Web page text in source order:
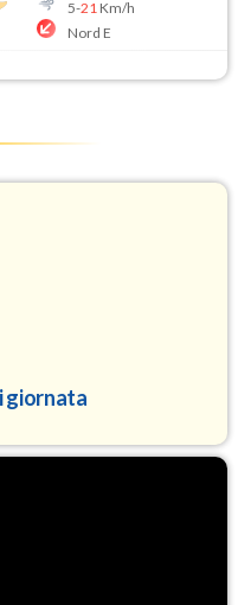
5-21 Km/h
Nord E
giornata